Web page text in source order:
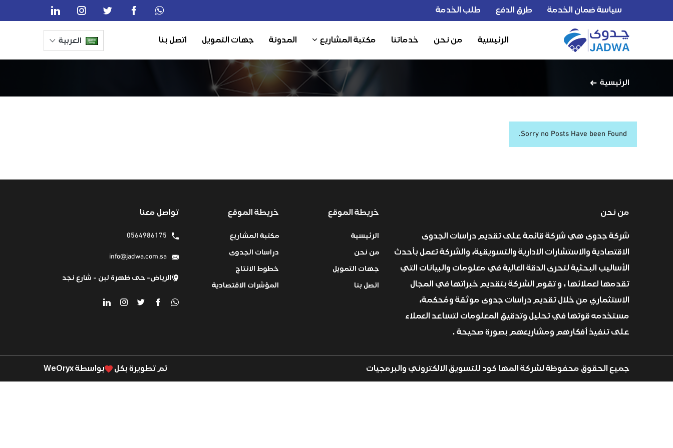
سياسة ضمان الخدمة طرق الدفع طلب الخدمة
الرئيسية من نحن خدماتنا مكتبة المشاريع المدونة جهات التمويل اتصل بنا العربية
الرئيسية
Sorry no Posts Have been Found.
من نحن
شركة جدوى هي شركة قائمة على تقديم دراسات الجدوى
الاقتصادية والاستشارات الادارية والتسويقية، والشركة تعمل بأحدث
الأساليب البحثية لتحرى الدقة العالية في معلومات والبيانات التي
تقدمها لعملائها ، و تقوم الشركة بتقديم خبراتها في المجال
الاستثماري من خلال تقديم دراسات جدوى موثقة ومُحكمة،
مستخدمه قوتها في تحليل وتدقيق المعلومات لتساعد العملاء
على تنفيذ أفكارهم ومشاريعهم بصورة صحيحة .
خريطة الموقع
الرئيسية
من نحن
جهات التمويل
اتصل بنا
خريطة الموقع
مكتبة المشاريع
دراسات الجدوى
خطوط الانتاج
المؤشرات الاقتصادية
تواصل معنا
0564986175
info@jadwa.com.sa
الرياض- حى ظهرة لبن - شارع نجد
جميع الحقوق محفوظة لشركة المها كود للتسويق الالكتروني والبرمجيات تم تطويرة بكل بواسطة WeOryx